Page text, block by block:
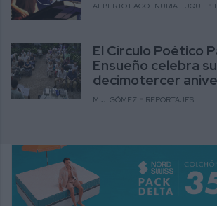
ALBERTO LAGO | NURIA LUQUE
El Círculo Poético
Ensueño celebra su
decimotercer
M.J. GÓMEZ REPORTAJES